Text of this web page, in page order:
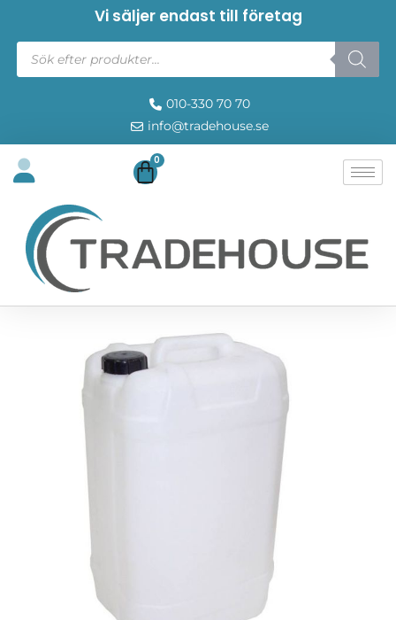
Vi säljer endast till företag
010-330 70 70
info@tradehouse.se
0